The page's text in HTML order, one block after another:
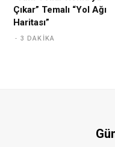
Çıkar” Temalı “Yol Ağı
Haritası”
3 DAKIKA